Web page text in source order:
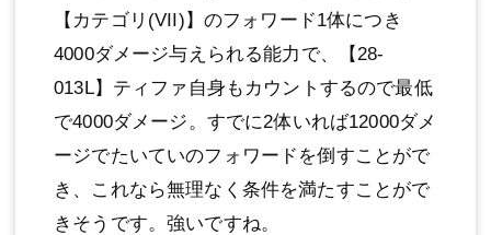
【カテゴリ(VII)】のフォワード1体につき
4000ダメージ与えられる能力で、【28-
013L】ティファ自身もカウントするので最低
で4000ダメージ。すでに2体いれば12000ダメ
ージでたいていのフォワードを倒すことがで
き、これなら無理なく条件を満たすことがで
きそうです。強いですね。